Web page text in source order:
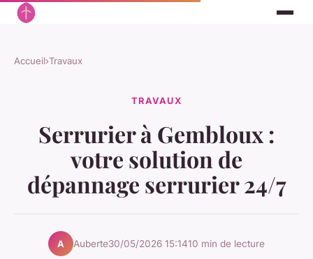
Accueil›Travaux
TRAVAUX
Serrurier à Gembloux :
votre solution de
dépannage serrurier 24/7
A Auberte30/05/2026 15:1410 min de lecture